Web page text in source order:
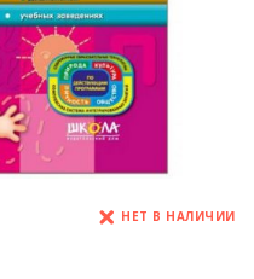
НЕТ В НАЛИЧИИ